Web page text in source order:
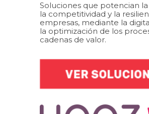
Soluciones que potencian
la competitividad y la
empresas, mediante la
la optimización de los
cadenas de valor.